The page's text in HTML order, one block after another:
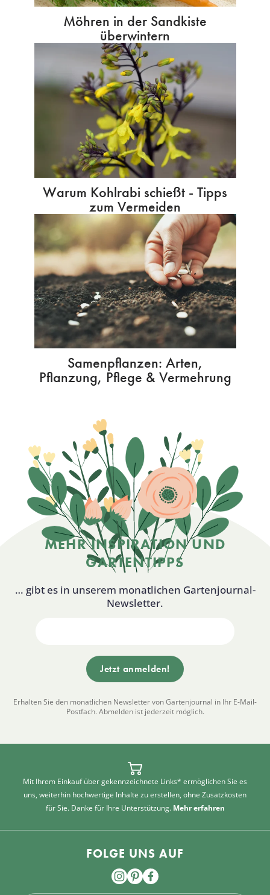
Möhren in der Sandkiste
überwintern
Warum Kohlrabi schießt - Tipps
zum Vermeiden
Samenpflanzen: Arten,
Pflanzung, Pflege & Vermehrung
MEHR INSPIRATION UND
GARTENTIPPS
… gibt es in unserem monatlichen Gartenjournal-
Newsletter.
Erhalten Sie den monatlichen Newsletter von Gartenjournal in Ihr E-Mail-
Postfach. Abmelden ist jederzeit möglich.
Mit Ihrem Einkauf über gekennzeichnete Links* ermöglichen Sie es
uns, weiterhin hochwertige Inhalte zu erstellen, ohne Zusatzkosten
für Sie. Danke für Ihre Unterstützung. Mehr erfahren
FOLGE UNS AUF